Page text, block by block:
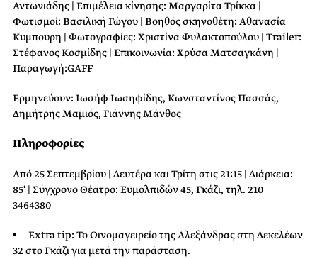
Αντωνιάδης | Επιμέλεια κίνησης: Μαργαρίτα Τρίκκα |
Φωτισμοί: Βασιλική Γώγου | Βοηθός σκηνοθέτη: Αθανασία
Κυμπούρη | Φωτογραφίες: Χριστίνα Φυλακτοπούλου | Trailer:
Στέφανος Κοσμίδης | Επικοινωνία: Χρύσα Ματσαγκάνη |
Παραγωγή:GAFF
Ερμηνεύουν: Ιωσήφ Ιωσηφίδης, Κωνσταντίνος Πασσάς,
Δημήτρης Μαμιός, Γιάννης Μάνθος
Πληροφορίες
Από 25 Σεπτεμβρίου | Δευτέρα και Τρίτη στις 21:15 | Διάρκεια:
85′ | Σύγχρονο Θέατρο: Ευμολπιδών 45, Γκάζι, τηλ. 210
3464380
Extra tip: Το Οινομαγειρείο της Αλεξάνδρας στη Δεκελέων
32 στο Γκάζι για μετά την παράσταση.